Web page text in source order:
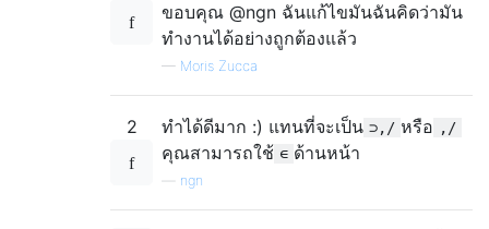
ขอบคุณ @ngn ฉันแก้ไขมันฉันคิดว่ามัน
ทำงานได้อย่างถูกต้องแล้ว
— Moris Zucca
2 ทำได้ดีมาก :) แทนที่จะเป็น ⊃,/ หรือ ,/
คุณสามารถใช้ ∊ ด้านหน้า
ngn